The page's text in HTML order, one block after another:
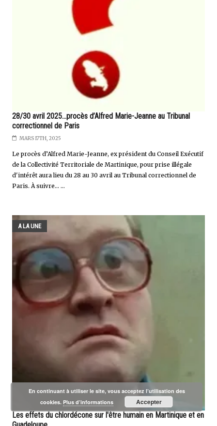
28/30 avril 2025...procès d’Alfred Marie-Jeanne au Tribunal
correctionnel de Paris
MARS 17TH, 2025
Le procès d’Alfred Marie-Jeanne, ex président du Conseil Exécutif
de la Collectivité Territoriale de Martinique, pour prise illégale
d'intérêt aura lieu du 28 au 30 avril au Tribunal correctionnel de
Paris. À suivre... ...
A LA UNE
Les effets du chlordécone sur l'être humain en Martinique et en
En continuant à utiliser le site, vous acceptez l’utilisation des
cookies. Plus d’informations Accepter